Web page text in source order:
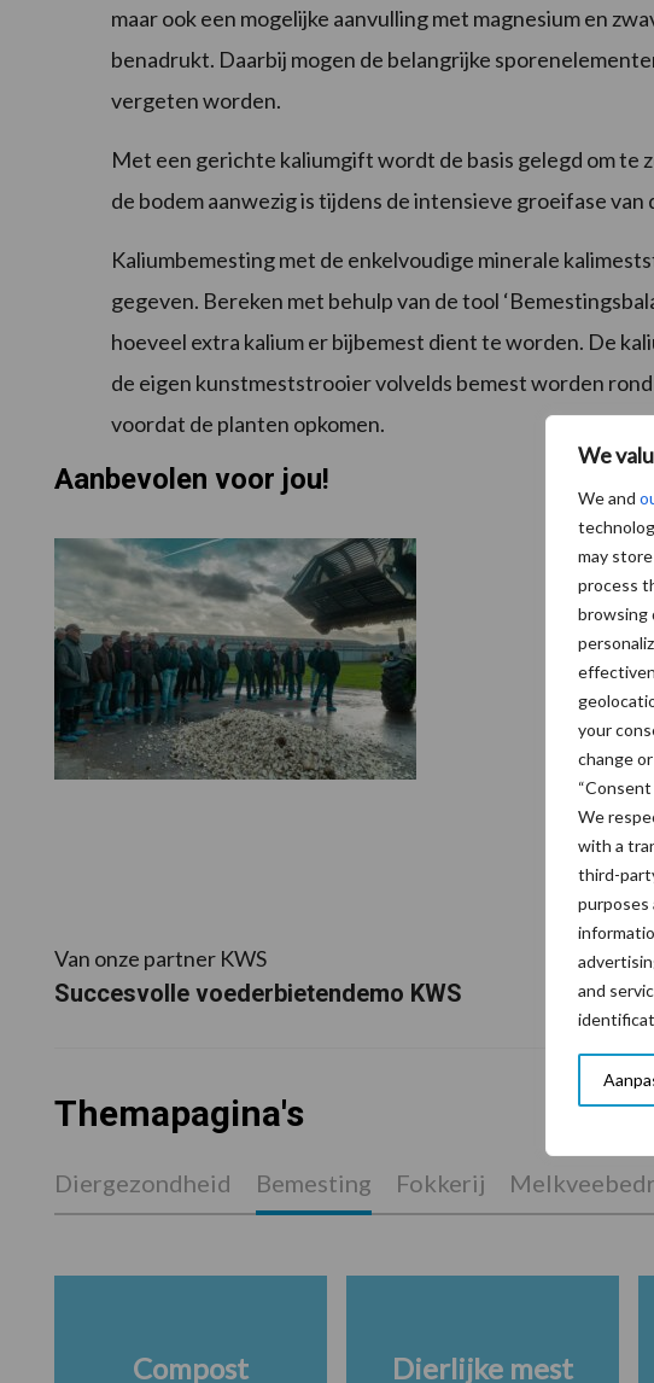
We
We and
may
process
browsing
your
change
We
with a
third-
purposes
and
maar ook een mogelijke aanvulling met magnesium en
benadrukt. Daarbij mogen de belangrijke
vergeten worden.
Met een gerichte kaliumgift wordt de basis gelegd om te
de bodem aanwezig is tijdens de intensieve groeifase van
Kaliumbemesting met de enkelvoudige minerale
gegeven. Bereken met behulp van de tool
hoeveel extra kalium er bijbemest dient te worden. De
de eigen kunstmeststrooier volvelds bemest worden
voordat de planten opkomen.
Aanbevolen voor jou!
Van onze partner KWS
Succesvolle voederbietendemo KWS
Van
6
Themapagina's
Diergezondheid Bemesting Fokkerij
Compost Dierlijke mest